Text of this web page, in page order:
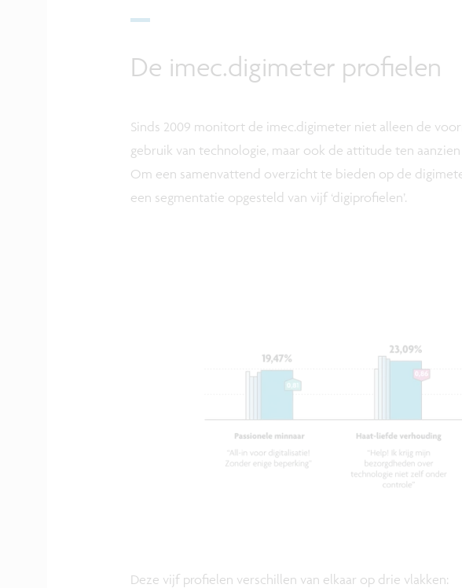
De imec.digimeter profielen
Sinds 2009 monitort de imec.digimeter niet alleen de
gebruik van technologie, maar ook de attitude ten
Om een samenvattend overzicht te bieden op de
een segmentatie opgesteld van vijf ‘digiprofielen’.
Deze vijf profielen verschillen van elkaar op drie vlakken: